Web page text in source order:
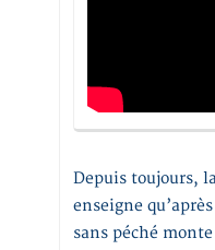
Depuis toujours,
enseigne
sans péché